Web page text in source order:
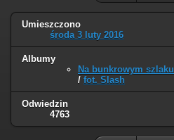
Umieszczono
środa 3 luty 2016
Albumy
Na bunkrowym szlaku
/ fot. Slash
Odwiedzin
4763